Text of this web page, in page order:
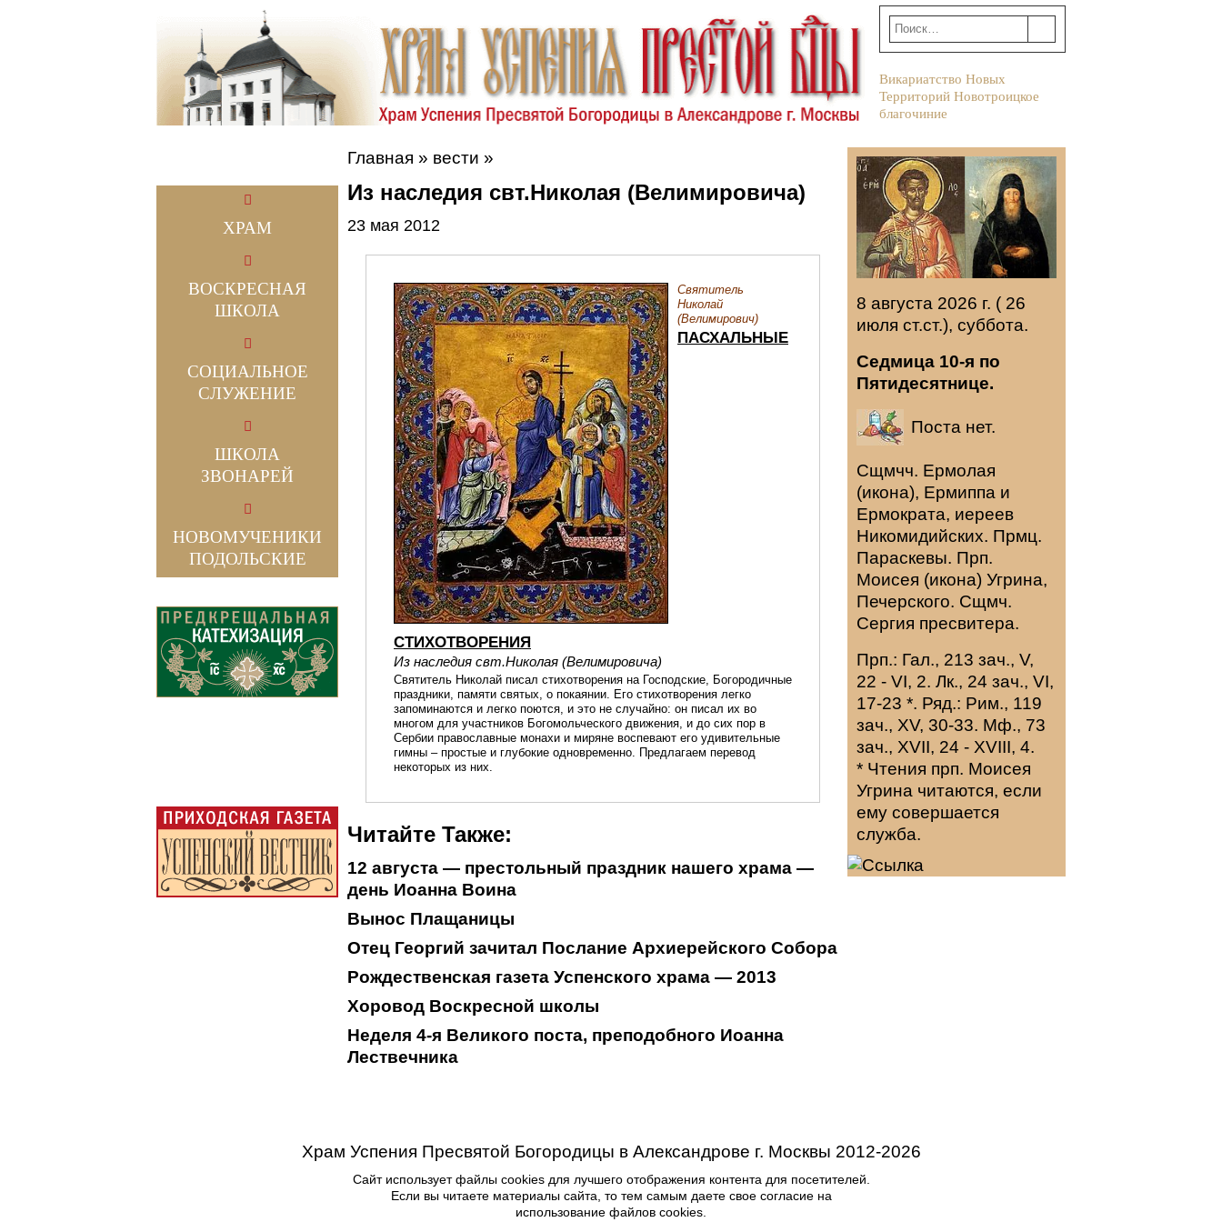
Викариатство Новых
Территорий Новотроицкое
благочиние
ХРАМ
ВОСКРЕСНАЯ
ШКОЛА
СОЦИАЛЬНОЕ
СЛУЖЕНИЕ
ШКОЛА
ЗВОНАРЕЙ
НОВОМУЧЕНИКИ
ПОДОЛЬСКИЕ
Главная » вести »
Из наследия свт.Николая (Велимировича)
23 мая 2012
Святитель
Николай
(Велимирович)
ПАСХАЛЬНЫЕ
СТИХОТВОРЕНИЯ
Из наследия свт.Николая (Велимировича)
Святитель Николай писал стихотворения на Господские, Богородичные
праздники, памяти святых, о покаянии. Его стихотворения легко
запоминаются и легко поются, и это не случайно: он писал их во
многом для участников Богомольческого движения, и до сих пор в
Сербии православные монахи и миряне воспевают его удивительные
гимны – простые и глубокие одновременно. Предлагаем перевод
некоторых из них.
Читайте Также:
12 августа — престольный праздник нашего храма —
день Иоанна Воина
Вынос Плащаницы
Отец Георгий зачитал Послание Архиерейского Собора
Рождественская газета Успенского храма — 2013
Хоровод Воскресной школы
Неделя 4-я Великого поста, преподобного Иоанна
Лествечника
8 августа 2026 г. ( 26
июля ст.ст.), суббота.
Седмица 10-я по
Пятидесятнице.
Поста нет.
Сщмчч. Ермолая
(икона), Ермиппа и
Ермократа, иереев
Никомидийских. Прмц.
Параскевы. Прп.
Моисея (икона) Угрина,
Печерского. Сщмч.
Сергия пресвитера.
Прп.: Гал., 213 зач., V,
22 - VI, 2. Лк., 24 зач., VI,
17-23 *. Ряд.: Рим., 119
зач., XV, 30-33. Мф., 73
зач., XVII, 24 - XVIII, 4.
* Чтения прп. Моисея
Угрина читаются, если
ему совершается
служба.
Храм Успения Пресвятой Богородицы в Александрове г. Москвы 2012-2026
Сайт использует файлы cookies для лучшего отображения контента для посетителей.
Если вы читаете материалы сайта, то тем самым даете свое согласие на
использование файлов cookies.